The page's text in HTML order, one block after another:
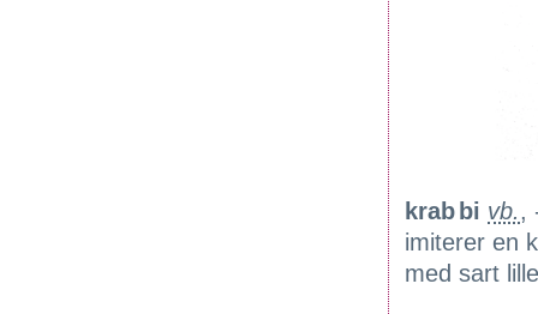
krab bi vb.,
imiterer en
med sart